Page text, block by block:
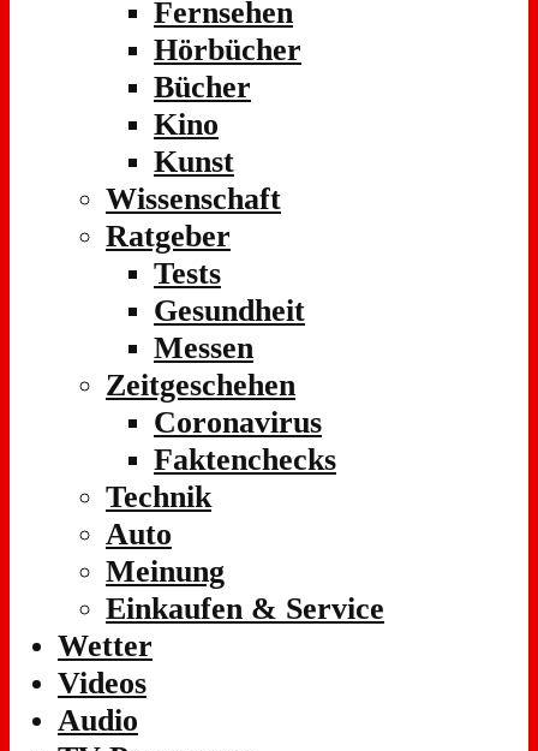
Fernsehen
Hörbücher
Bücher
Kino
Kunst
Wissenschaft
Ratgeber
Tests
Gesundheit
Messen
Zeitgeschehen
Coronavirus
Faktenchecks
Technik
Auto
Meinung
Einkaufen & Service
Wetter
Videos
Audio